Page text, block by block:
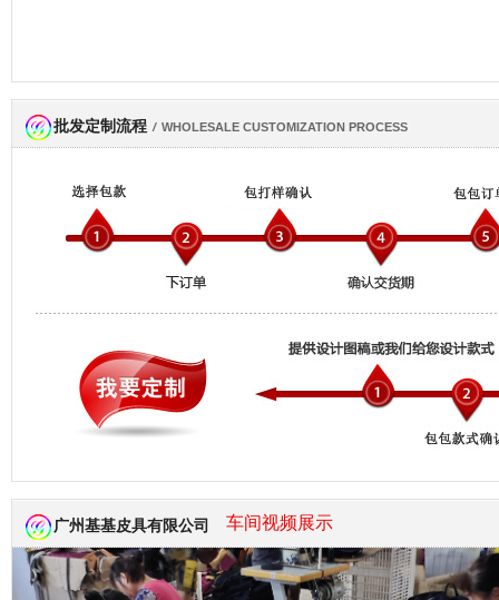
网商会会员
市商会会员单位
批发定制流程 / WHOLESALE CUSTOMIZATION PROCESS
广州基基皮具有限公司 车间视频展示